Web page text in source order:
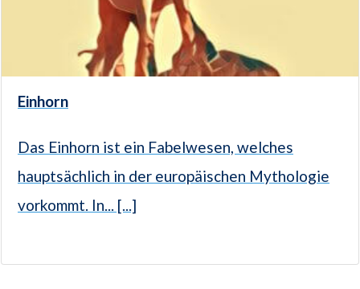
Einhorn
Das Einhorn ist ein Fabelwesen, welches
hauptsächlich in der europäischen Mythologie
vorkommt. In... [...]